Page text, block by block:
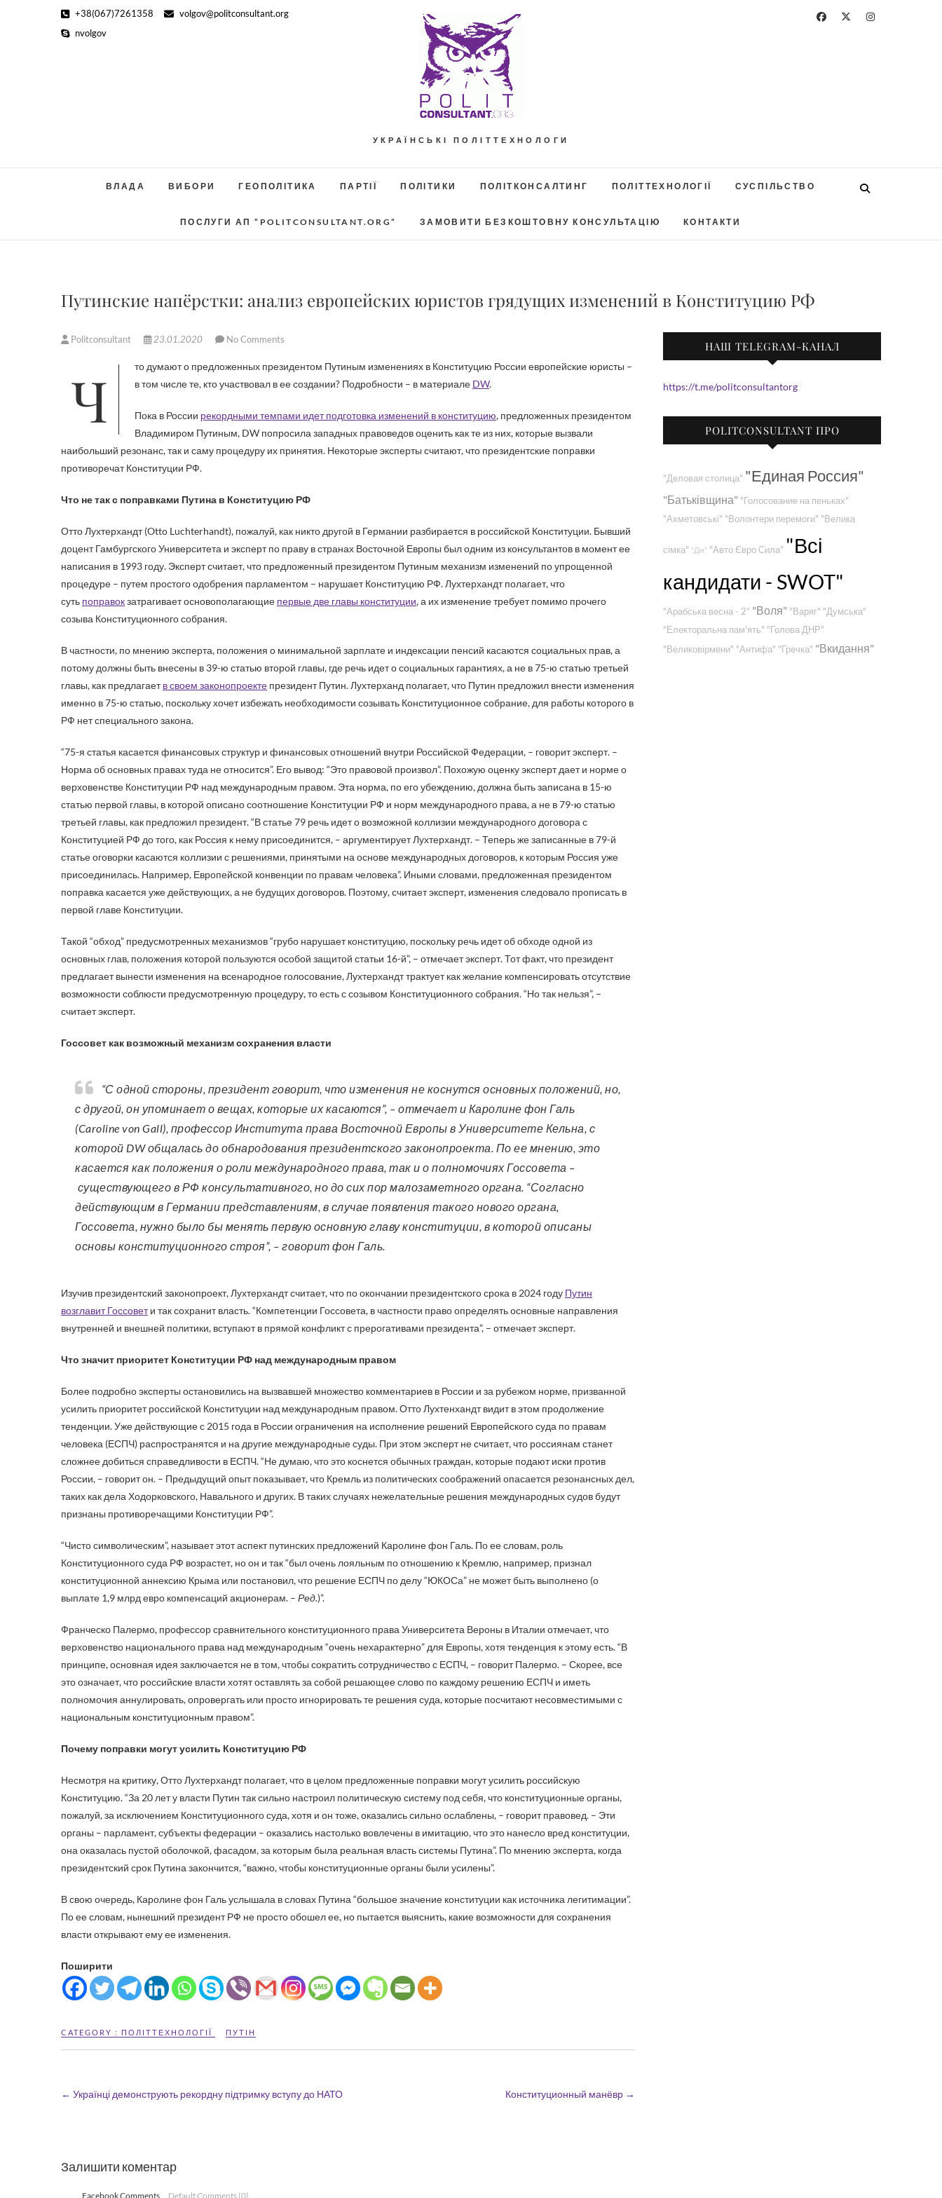
+38(067)7261358
volgov@politconsultant.org
nvolgov
УКРАЇНСЬКІ ПОЛІТТЕХНОЛОГИ
ВЛАДА ВИБОРИ ГЕОПОЛІТИКА ПАРТІЇ ПОЛІТИКИ ПОЛІТКОНСАЛТИНГ ПОЛІТТЕХНОЛОГІЇ СУСПІЛЬСТВО
ПОСЛУГИ АП “POLITCONSULTANT.ORG” ЗАМОВИТИ БЕЗКОШТОВНУ КОНСУЛЬТАЦІЮ КОНТАКТИ
Путинские напёрстки: анализ европейских юристов грядущих изменений в Конституцию РФ
Politconsultant 23.01.2020 No Comments
Что думают о предложенных президентом Путиным изменениях в Конституцию России европейские юристы – в том числе те, кто участвовал в ее создании? Подробности – в материале DW.
Пока в России рекордными темпами идет подготовка изменений в конституцию, предложенных президентом
Владимиром Путиным, DW попросила западных правоведов оценить как те из них, которые вызвали
наибольший резонанс, так и саму процедуру их принятия. Некоторые эксперты считают, что президентские поправки
противоречат Конституции РФ.
Что не так с поправками Путина в Конституцию РФ
Отто Лухтерхандт (Otto Luchterhandt), пожалуй, как никто другой в Германии разбирается в российской Конституции. Бывший
доцент Гамбургского Университета и эксперт по праву в странах Восточной Европы был одним из консультантов в момент ее
написания в 1993 году. Эксперт считает, что предложенный президентом Путиным механизм изменений по упрощенной
процедуре – путем простого одобрения парламентом – нарушает Конституцию РФ. Лухтерхандт полагает, что
суть поправокзатрагивает основополагающие первые две главы конституции, а их изменение требует помимо прочего
созыва Конституционного собрания.
В частности, по мнению эксперта, положения о минимальной зарплате и индексации пенсий касаются социальных прав, а
потому должны быть внесены в 39-ю статью второй главы, где речь идет о социальных гарантиях, а не в 75-ю статью третьей
главы, как предлагаетв своем законопроекте президент Путин. Лухтерханд полагает, что Путин предложил внести изменения
именно в 75-ю статью, поскольку хочет избежать необходимости созывать Конституционное собрание, для работы которого в
РФ нет специального закона.
“75-я статья касается финансовых структур и финансовых отношений внутри Российской Федерации, – говорит эксперт. –
Норма об основных правах туда не относится”. Его вывод: “Это правовой произвол”. Похожую оценку эксперт дает и норме о
верховенстве Конституции РФ над международным правом. Эта норма, по его убеждению, должна быть записана в 15-ю
статью первой главы, в которой описано соотношение Конституции РФ и норм международного права, а не в 79-ю статью
третьей главы, как предложил президент. “В статье 79 речь идет о возможной коллизии международного договора с
Конституцией РФ до того, как Россия к нему присоединится, – аргументирует Лухтерхандт. – Теперь же записанные в 79-й
статье оговорки касаются коллизии с решениями, принятыми на основе международных договоров, к которым Россия уже
присоединилась. Например, Европейской конвенции по правам человека”. Иными словами, предложенная президентом
поправка касается уже действующих, а не будущих договоров. Поэтому, считает эксперт, изменения следовало прописать в
первой главе Конституции.
Такой “обход” предусмотренных механизмов “грубо нарушает конституцию, поскольку речь идет об обходе одной из
основных глав, положения которой пользуются особой защитой статьи 16-й”, – отмечает эксперт. Тот факт, что президент
предлагает вынести изменения на всенародное голосование, Лухтерхандт трактует как желание компенсировать отсутствие
возможности соблюсти предусмотренную процедуру, то есть с созывом Конституционного собрания. “Но так нельзя”, –
считает эксперт.
Госсовет как возможный механизм сохранения власти
“С одной стороны, президент говорит, что изменения не коснутся основных положений, но,
с другой, он упоминает о вещах, которые их касаются”, – отмечает и Каролине фон Галь
(Caroline von Gall), профессор Института права Восточной Европы в Университете Кельна, с
которой DW общалась до обнародования президентского законопроекта. По ее мнению, это
касается как положения о роли международного права, так и о полномочиях Госсовета –
существующего в РФ консультативного, но до сих пор малозаметного органа. “Согласно
действующим в Германии представлениям, в случае появления такого нового органа,
Госсовета, нужно было бы менять первую основную главу конституции, в которой описаны
основы конституционного строя”, – говорит фон Галь.
Изучив президентский законопроект, Лухтерхандт считает, что по окончании президентского срока в 2024 году Путин
возглавит Госсовети так сохранит власть. “Компетенции Госсовета, в частности право определять основные направления
внутренней и внешней политики, вступают в прямой конфликт с прерогативами президента”, – отмечает эксперт.
Что значит приоритет Конституции РФ над международным правом
Более подробно эксперты остановились на вызвавшей множество комментариев в России и за рубежом норме, призванной
усилить приоритет российской Конституции над международным правом. Отто Лухтенхандт видит в этом продолжение
тенденции. Уже действующие с 2015 года в России ограничения на исполнение решений Европейского суда по правам
человека (ЕСПЧ) распространятся и на другие международные суды. При этом эксперт не считает, что россиянам станет
сложнее добиться справедливости в ЕСПЧ. “Не думаю, что это коснется обычных граждан, которые подают иски против
России, – говорит он. – Предыдущий опыт показывает, что Кремль из политических соображений опасается резонансных дел,
таких как дела Ходорковского, Навального и других. В таких случаях нежелательные решения международных судов будут
признаны противоречащими Конституции РФ”.
“Чисто символическим”, называет этот аспект путинских предложений Каролине фон Галь. По ее словам, роль
Конституционного суда РФ возрастет, но он и так “был очень лояльным по отношению к Кремлю, например, признал
конституционной аннексию Крыма или постановил, что решение ЕСПЧ по делу “ЮКОСа” не может быть выполнено (о
выплате 1,9 млрд евро компенсаций акционерам. – Ред.)”.
Франческо Палермо, профессор сравнительного конституционного права Университета Вероны в Италии отмечает, что
верховенство национального права над международным “очень нехарактерно” для Европы, хотя тенденция к этому есть. “В
принципе, основная идея заключается не в том, чтобы сократить сотрудничество с ЕСПЧ, – говорит Палермо. – Скорее, все
это означает, что российские власти хотят оставлять за собой решающее слово по каждому решению ЕСПЧ и иметь
полномочия аннулировать, опровергать или просто игнорировать те решения суда, которые посчитают несовместимыми с
национальным конституционным правом”.
Почему поправки могут усилить Конституцию РФ
Несмотря на критику, Отто Лухтерхандт полагает, что в целом предложенные поправки могут усилить российскую
Конституцию. “За 20 лет у власти Путин так сильно настроил политическую систему под себя, что конституционные органы,
пожалуй, за исключением Конституционного суда, хотя и он тоже, оказались сильно ослаблены, – говорит правовед. – Эти
органы – парламент, субъекты федерации – оказались настолько вовлечены в имитацию, что это нанесло вред конституции,
она оказалась пустой оболочкой, фасадом, за которым была реальная власть системы Путина”. По мнению эксперта, когда
президентский срок Путина закончится, “важно, чтобы конституционные органы были усилены”.
В свою очередь, Каролине фон Галь услышала в словах Путина “большое значение конституции как источника легитимации”.
По ее словам, нынешний президент РФ не просто обошел ее, но пытается выяснить, какие возможности для сохранения
власти открывают ему ее изменения.
Поширити
CATEGORY : ПОЛІТТЕХНОЛОГІЇ ПУТІН
← Українці демонструють рекордну підтримку вступу до НАТО Конституционный манёвр →
Залишити коментар
Facebook Comments Default Comments (0)
НАШ TELEGRAM-КАНАЛ
https://t.me/politconsultantorg
POLITCONSULTANT ПРО
"Деловая столица" "Единая Россия"
"Батьківщина" "Голосование на пеньках"
"Ахметовські" "Волонтери перемоги" "Велика
сімка" "Дія" "Авто Євро Сила" "Всі
кандидати - SWOT"
"Арабська весна - 2" "Воля" "Варяг" "Думська"
"Електоральна пам'ять" "Голова ДНР"
"Великовірмени" "Антифа" "Гречка" "Вкидання"